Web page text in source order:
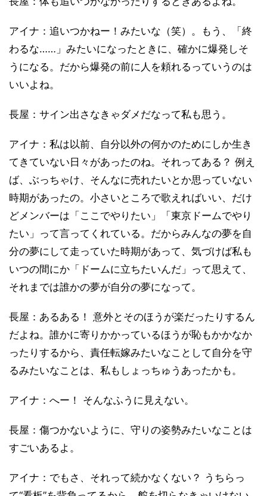
アイナ：追いつかねー！みたいな（笑）。もう、「終
わるな……」みたいになったときに、確かに爆発しそ
うになる。だから爆発の前に人を頼れるっていうのは
いいよね。
長屋：サイン出さなきゃダメだなって私も思う。
アイナ：私は以前、自分以外の何かのためにしか生き
てきていない日々があったのね。それってある？ 例え
ば、ぶっちゃけ、そんなに売れたいとか思っていない
時期があったの。小さいところで歌えればいい、だけ
どメンバーは「ここでやりたい」「東京ドームでやり
たい」って言ってくれている。だからみんなの夢を自
分の夢にして走っていた時期があって、気づけば私も
いつの間にか「ドームに立ちたいんだ」って思えて、
それまでは誰かの夢が自分の夢になって。
長屋：あるある！ 意外とそのほうが楽だったりするん
だよね。誰かに寄りかかっているほうが恥もかかなか
ったりするから、責任転嫁みたいなことして自分を守
るみたいなことは、私もしょっちゅうあったかも。
アイナ：へー！ そんなふうに見えない。
長屋：傷つかないように、守りの姿勢みたいなことは
すごいあるよ。
アイナ：でもさ、それって続かなくない？ うちらっ